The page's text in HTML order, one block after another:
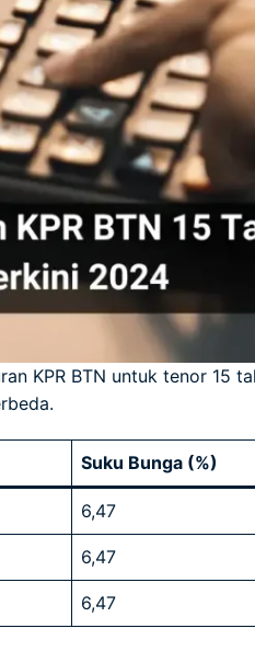
KPR BTN untuk tenor 15
Suku Bunga (%)
6,47
6,47
6,47